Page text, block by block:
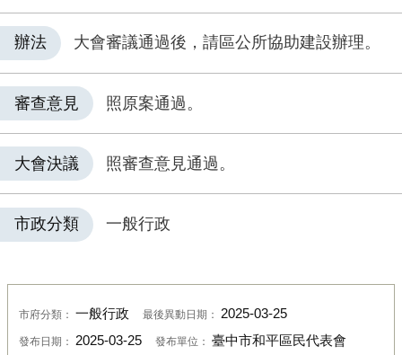
辦法 大會審議通過後，請區公所協助建設辦理。
審查意見 照原案通過。
大會決議 照審查意見通過。
市政分類 一般行政
市府分類： 一般行政 最後異動日期： 2025-03-25
發布日期： 2025-03-25 發布單位： 臺中市和平區民代表會